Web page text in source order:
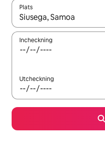
Plats
När resultaten är
Incheckning
Utcheckning